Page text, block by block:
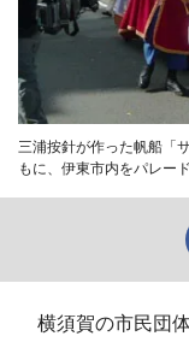
三浦按針が作った帆船「
もに、伊東市内をパレー
横須賀の市民団